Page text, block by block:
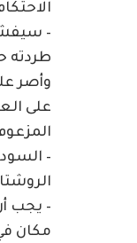
–
طردته
وأصر
على
–
– يجب
مكان